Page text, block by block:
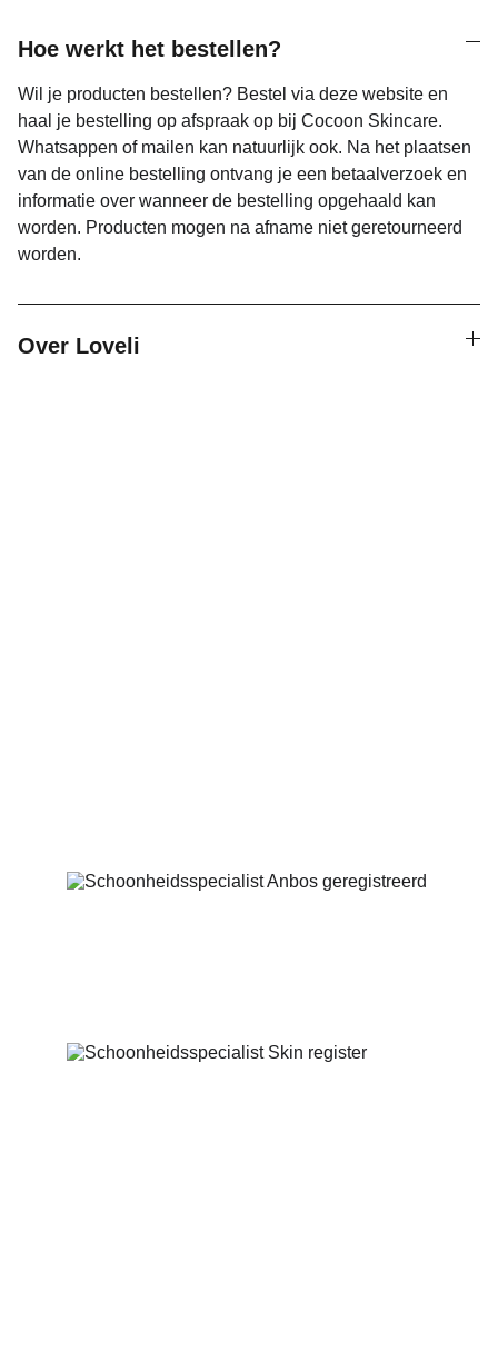
Hoe werkt het bestellen?
Wil je producten bestellen? Bestel via deze website en
haal je bestelling op afspraak op bij Cocoon Skincare.
Whatsappen of mailen kan natuurlijk ook. Na het plaatsen
van de online bestelling ontvang je een betaalverzoek en
informatie over wanneer de bestelling opgehaald kan
worden. Producten mogen na afname niet geretourneerd
worden.
Over Loveli